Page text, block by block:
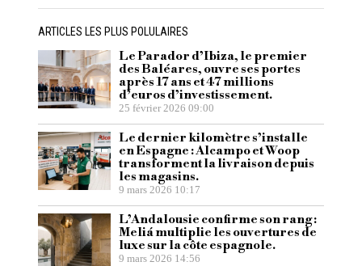
ARTICLES LES PLUS POLULAIRES
Le Parador d’Ibiza, le premier
des Baléares, ouvre ses portes
après 17 ans et 47 millions
d’euros d’investissement.
25 février 2026 09:00
Le dernier kilomètre s’installe
en Espagne : Alcampo et Woop
transforment la livraison depuis
les magasins.
9 mars 2026 10:17
L’Andalousie confirme son rang :
Meliá multiplie les ouvertures de
luxe sur la côte espagnole.
9 mars 2026 14:56